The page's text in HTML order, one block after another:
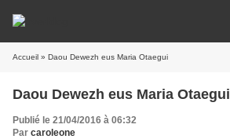
Accueil » Daou Dewezh eus Maria Otaegui
Daou Dewezh eus Maria Otaegui
Publié le 21/04/2016 à 06:32
Par caroleone